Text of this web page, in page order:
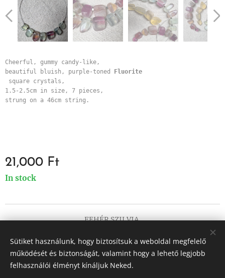
Cheerful, gummy candy-like,
beautiful bluish, purple-toned
Fluorite
square crystals,
1.5-2.5cm in size, 7 pieces,
strung on a 46cm string.
21,000 Ft
In stock
FEHÉR SZILVIA
Cookies
Languages
Sütiket használunk, hogy biztosítsuk a weboldal megfelelő
működését és biztonságát, valamint hogy a lehető legjobb
felhasználói élményt kínáljuk Neked.